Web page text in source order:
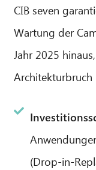
CIB seven
Wartung der
Jahr 2025
(Drop-in-